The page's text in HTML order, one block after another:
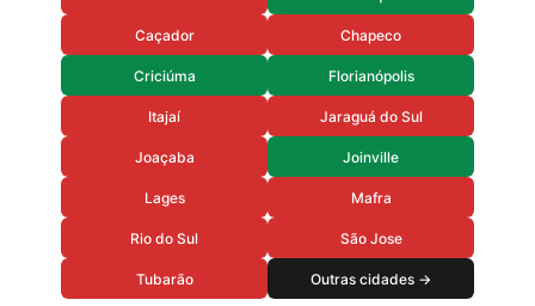
Caçador Chapeco
Criciúma Florianópolis
Itajaí Jaraguá do Sul
Joaçaba Joinville
Lages Mafra
Rio do Sul São Jose
Tubarão Outras cidades →